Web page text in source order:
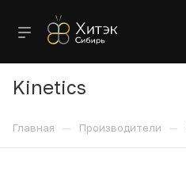
Kinetics
Главная — Производители —